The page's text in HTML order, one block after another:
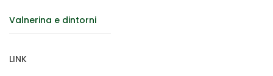
Valnerina e dintorni
LINK